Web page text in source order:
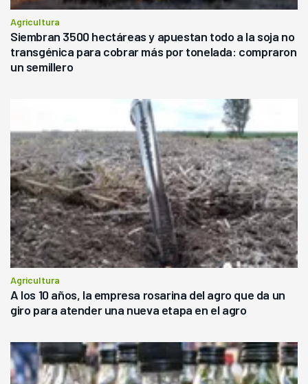
Agricultura
Siembran 3500 hectáreas y apuestan todo a la soja no
transgénica para cobrar más por tonelada: compraron
un semillero
Agricultura
A los 10 años, la empresa rosarina del agro que da un
giro para atender una nueva etapa en el agro